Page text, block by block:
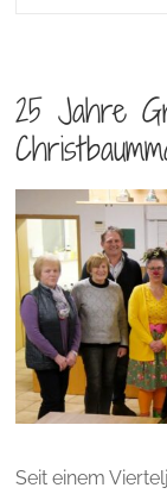
25 Jahre
Seit einem